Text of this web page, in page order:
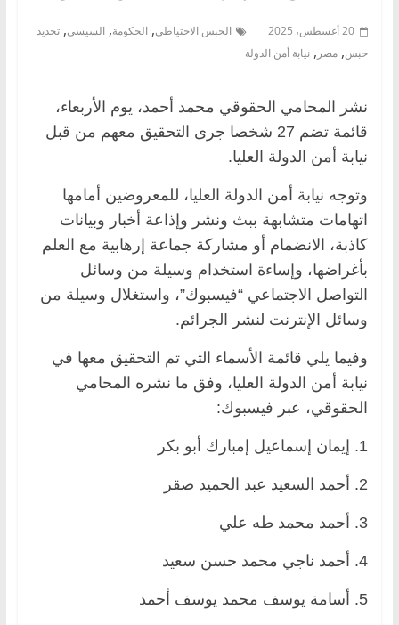
20 أغسطس، 2025 الحبس الاحتياطي, الحكومة, السيسي, تجديد
حبس, مصر , نيابة أمن الدولة
نشر المحامي الحقوقي محمد أحمد، يوم الأربعاء،
قائمة تضم 27 شخصا جرى التحقيق معهم من قبل
نيابة أمن الدولة العليا.
وتوجه نيابة أمن الدولة العليا، للمعروضين أمامها
اتهامات متشابهة ببث ونشر وإذاعة أخبار وبيانات
كاذبة، الانضمام أو مشاركة جماعة إرهابية مع العلم
بأغراضها، وإساءة استخدام وسيلة من وسائل
التواصل الاجتماعي “فيسبوك”، واستغلال وسيلة من
وسائل الإنترنت لنشر الجرائم.
وفيما يلي قائمة الأسماء التي تم التحقيق معها في
نيابة أمن الدولة العليا، وفق ما نشره المحامي
الحقوقي، عبر فيسبوك:
1. إيمان إسماعيل إمبارك أبو بكر
2. أحمد السعيد عبد الحميد صقر
3. أحمد محمد طه علي
4. أحمد ناجي محمد حسن سعيد
5. أسامة يوسف محمد يوسف أحمد